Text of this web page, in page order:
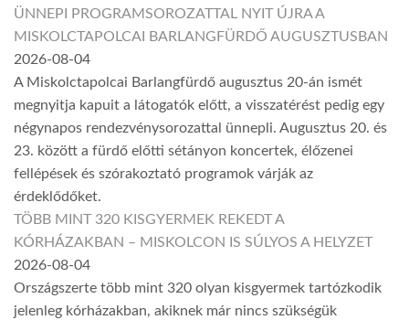
ÜNNEPI PROGRAMSOROZATTAL NYIT ÚJRA A
MISKOLCTAPOLCAI BARLANGFÜRDŐ AUGUSZTUSBAN
2026-08-04
A Miskolctapolcai Barlangfürdő augusztus 20-án ismét
megnyitja kapuit a látogatók előtt, a visszatérést pedig egy
négynapos rendezvénysorozattal ünnepli. Augusztus 20. és
23. között a fürdő előtti sétányon koncertek, élőzenei
fellépések és szórakoztató programok várják az
érdeklődőket.
TÖBB MINT 320 KISGYERMEK REKEDT A
KÓRHÁZAKBAN – MISKOLCON IS SÚLYOS A HELYZET
2026-08-04
Országszerte több mint 320 olyan kisgyermek tartózkodik
jelenleg kórházakban, akiknek már nincs szükségük